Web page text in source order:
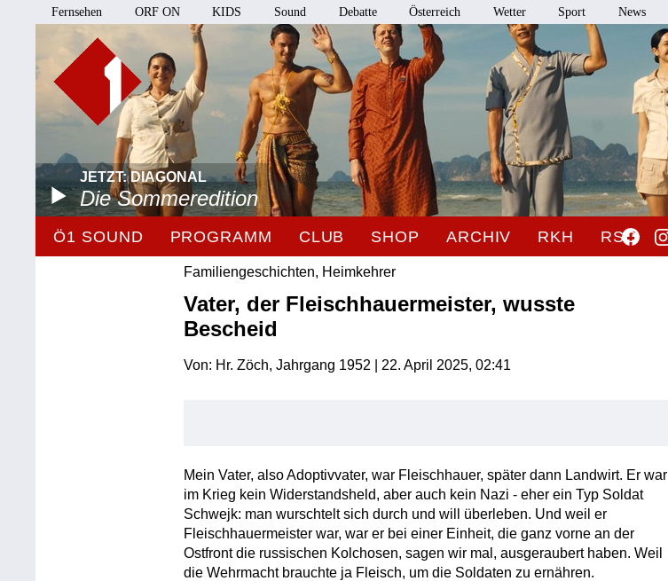
Fernsehen ORF ON KIDS Sound Debatte Österreich Wetter Sport News
JETZT: DIAGONAL
Die Sommeredition
Ö1 SOUND PROGRAMM CLUB SHOP ARCHIV RKH RSO
Familiengeschichten, Heimkehrer
Vater, der Fleischhauermeister, wusste
Bescheid
Von: Hr. Zöch, Jahrgang 1952 | 22. April 2025, 02:41
Mein Vater, also Adoptivvater, war Fleischhauer, später dann Landwirt. Er war
im Krieg kein Widerstandsheld, aber auch kein Nazi - eher ein Typ Soldat
Schwejk: man wurschtelt sich durch und will überleben. Und weil er
Fleischhauermeister war, war er bei einer Einheit, die ganz vorne an der
Ostfront die russischen Kolchosen, sagen wir mal, ausgeraubert haben. Weil
die Wehrmacht brauchte ja Fleisch, um die Soldaten zu ernähren.